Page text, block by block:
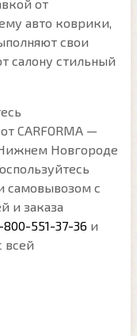
от
авто коврики,
свои
салону стильный
CARFORMA —
Новгороде
самовывозом с
и заказа
800-551-37-36 и
всей